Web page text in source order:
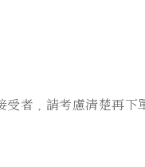
受者，請考慮清楚再下